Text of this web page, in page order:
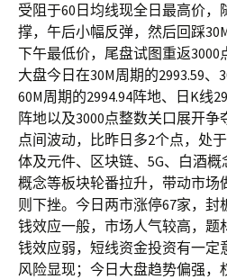
受阻于60日均线现全日最高价，
撑，午后小幅反弹，然后回踩
下午最低价，尾盘试图重返3000
大盘今日在30M周期的2993.59、
60M周期的2994.94阵地、日K线
阵地以及3000点整数关口展开
点间波动，比昨日多2个点，处
体及元件、区块链、5G、白酒
概念等板块轮番拉升，带动市场
则下挫。今日两市涨停67家，
钱效应一般，市场人气较高，题
钱效应弱，短线资金投资有一定
风险显现；今日大盘趋势偏强，